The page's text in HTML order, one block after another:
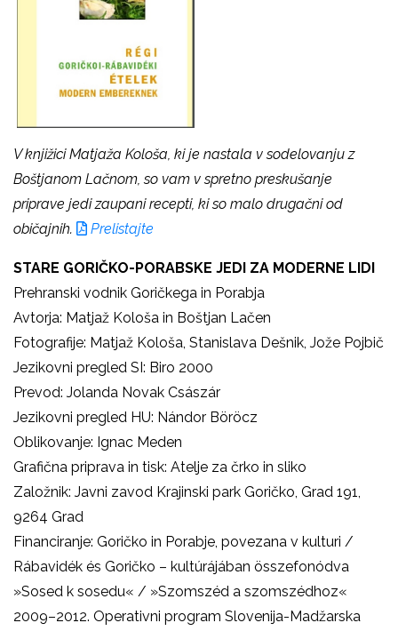
V knjižici Matjaža Kološa, ki je nastala v sodelovanju z
Boštjanom Lačnom, so vam v spretno preskušanje
priprave jedi zaupani recepti, ki so malo drugačni od
običajnih.
Prelistajte
STARE GORIČKO-PORABSKE JEDI ZA MODERNE LIDI
Prehranski vodnik Goričkega in Porabja
Avtorja: Matjaž Kološa in Boštjan Lačen
Fotografije: Matjaž Kološa, Stanislava Dešnik, Jože Pojbič
Jezikovni pregled SI: Biro 2000
Prevod: Jolanda Novak Császár
Jezikovni pregled HU: Nándor Böröcz
Oblikovanje: Ignac Meden
Grafična priprava in tisk: Atelje za črko in sliko
Založnik: Javni zavod Krajinski park Goričko, Grad 191,
9264 Grad
Financiranje: Goričko in Porabje, povezana v kulturi /
Rábavidék és Goričko – kultúrájában összefonódva
»Sosed k sosedu« / »Szomszéd a szomszédhoz«
2009–2012. Operativni program Slovenija-Madžarska